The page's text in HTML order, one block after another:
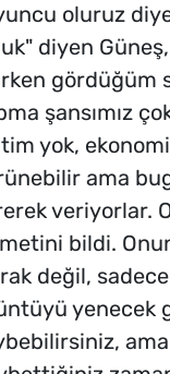
oluruz
diyen
gördüğüm
şansımız
yok,
ama
veriyorlar.
bildi.
değil,
yenecek